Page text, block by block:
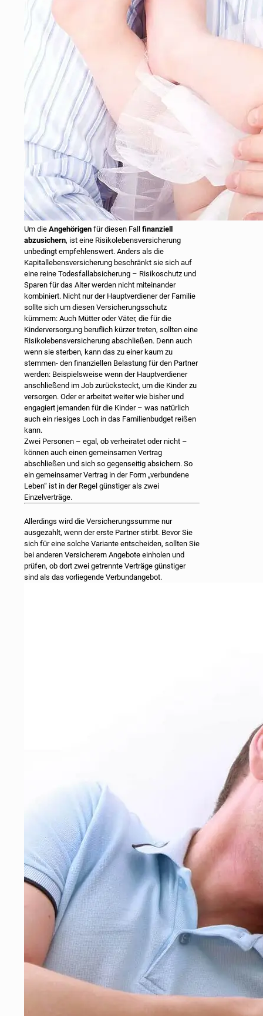
Um die Angehörigen für diesen Fall finanziell
abzusichern, ist eine Risikolebensversicherung
unbedingt empfehlenswert. Anders als die
Kapitallebensversicherung beschränkt sie sich auf
eine reine Todesfallabsicherung – Risikoschutz und
Sparen für das Alter werden nicht miteinander
kombiniert. Nicht nur der Hauptverdiener der Familie
sollte sich um diesen Versicherungsschutz
kümmern: Auch Mütter oder Väter, die für die
Kinderversorgung beruflich kürzer treten, sollten eine
Risikolebensversicherung abschließen. Denn auch
wenn sie sterben, kann das zu einer kaum zu
stemmen- den finanziellen Belastung für den Partner
werden: Beispielsweise wenn der Hauptverdiener
anschließend im Job zurücksteckt, um die Kinder zu
versorgen. Oder er arbeitet weiter wie bisher und
engagiert jemanden für die Kinder – was natürlich
auch ein riesiges Loch in das Familienbudget reißen
kann.
Zwei Personen – egal, ob verheiratet oder nicht –
können auch einen gemeinsamen Vertrag
abschließen und sich so gegenseitig absichern. So
ein gemeinsamer Vertrag in der Form „verbundene
Leben“ ist in der Regel günstiger als zwei
Einzelverträge.
Allerdings wird die Versicherungssumme nur
ausgezahlt, wenn der erste Partner stirbt. Bevor Sie
sich für eine solche Variante entscheiden, sollten Sie
bei anderen Versicherern Angebote einholen und
prüfen, ob dort zwei getrennte Verträge günstiger
sind als das vorliegende Verbundangebot.